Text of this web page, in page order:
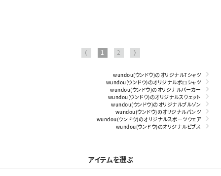
⟨ 1 2 ⟩
wundou(ウンドウ)のオリジナルTシャツ
wundou(ウンドウ)のオリジナルポロシャツ
wundou(ウンドウ)のオリジナルパーカー
wundou(ウンドウ)のオリジナルスウェット
wundou(ウンドウ)のオリジナルブルゾン
wundou(ウンドウ)のオリジナルパンツ
wundou(ウンドウ)のオリジナルスポーツウェア
wundou(ウンドウ)のオリジナルビブス
アイテムを選ぶ